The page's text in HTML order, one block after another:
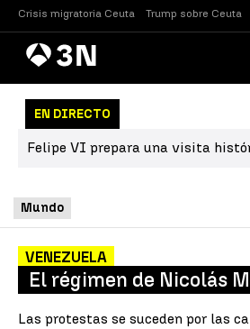
Crisis migratoria Ceuta Trump sobre Ceuta
AntenaNoticias
EN DIRECTO
Felipe VI prepara una visita
Mundo
VENEZUELA
El régimen de Nicolás
Las protestas se suceden por las